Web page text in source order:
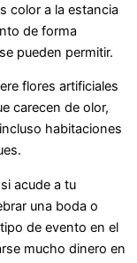
color a la estancia
de forma
pueden permitir.
flores artificiales
carecen de olor,
habitaciones
acude a tu
una boda o
de evento en el
mucho dinero en